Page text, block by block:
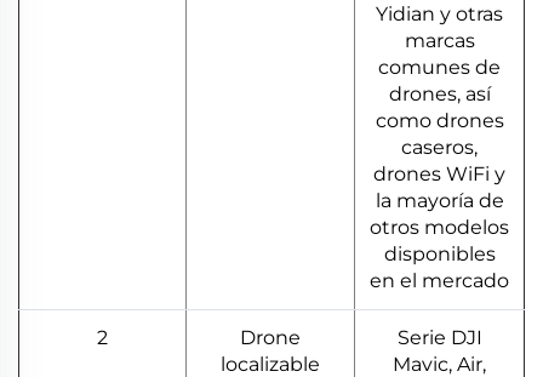
Yidian y otras
marcas
comunes de
drones, así
como drones
caseros,
drones WiFi y
la mayoría de
otros modelos
disponibles
en el mercado
2
Drone
localizable
Serie DJI
Mavic, Air,